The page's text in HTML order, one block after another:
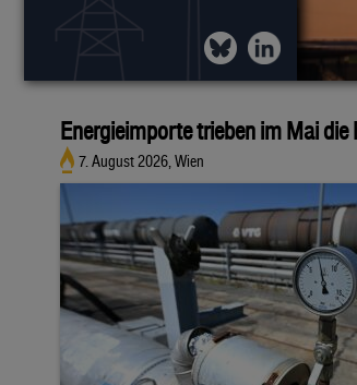
Energieimporte trieben im Mai die
7. August 2026, Wien